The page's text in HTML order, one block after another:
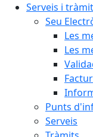
Serveis i
Seu
Les
Les
Punts
Serveis